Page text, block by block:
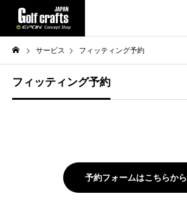
サービス フィッティング予約
フィッティング予約
予約フォームはこちらから